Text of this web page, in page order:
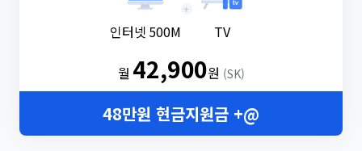
인터넷 500M
+
TV
월 42,900원 (SK)
48만원 현금지원금 +@